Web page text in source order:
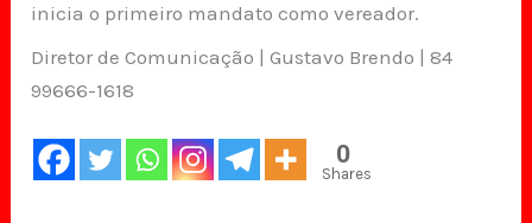
inicia o primeiro mandato como vereador.
Diretor de Comunicação | Gustavo Brendo | 84
99666-1618
0
Shares